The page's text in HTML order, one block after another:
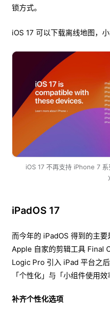
锁方式。
iOS 17 可以下载离线地图，小
iOS 17 不再支持 iPhone 7
iPadOS 17
而今年的 iPadOS 得到的主
Apple 自家的剪辑工具 Final
Logic Pro 引入 iPad 平台之
「个性化」与「小组件使用
补齐个性化选项